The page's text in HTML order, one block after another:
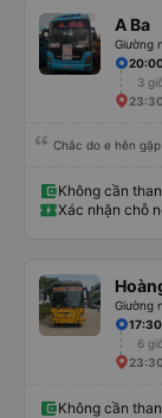
A Ba
Giường
3
23:30
Chắc do e hên
Không cần
Xác nhận chỗ
Giường
6
23:30
Không cần